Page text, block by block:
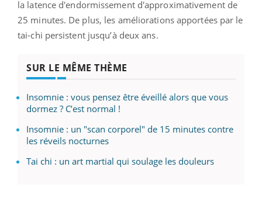
la latence d'endormissement d'approximativement de
25 minutes. De plus, les améliorations apportées par le
tai-chi persistent jusqu’à deux ans.
SUR LE MÊME THÈME
Insomnie : vous pensez être éveillé alors que vous
dormez ? C’est normal !
Insomnie : un "scan corporel" de 15 minutes contre
les réveils nocturnes
Tai chi : un art martial qui soulage les douleurs